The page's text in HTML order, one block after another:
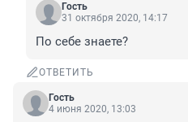
Гость
31 октября 2020, 14:17
По себе знаете?
ОТВЕТИТЬ
Гость
4 июня 2020, 13:03